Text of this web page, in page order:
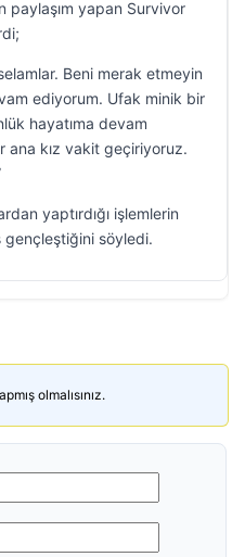
paylaşım yapan Survivor
Beni merak etmeyin
ediyorum. Ufak minik bir
hayatıma devam
ana kız vakit geçiriyoruz.
yaptırdığı işlemlerin
söyledi.
olmalısınız.